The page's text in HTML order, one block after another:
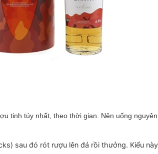
tinh túy nhất, theo thời gian. Nên uống
sau đó rót rượu lên đá rồi thưởng. Kiểu